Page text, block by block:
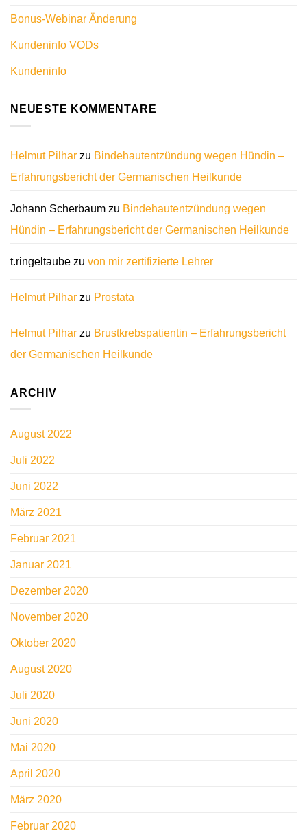
Bonus-Webinar Änderung
Kundeninfo VODs
Kundeninfo
NEUESTE KOMMENTARE
Helmut Pilhar zu Bindehautentzündung wegen Hündin –
Erfahrungsbericht der Germanischen Heilkunde
Johann Scherbaum zu Bindehautentzündung wegen
Hündin – Erfahrungsbericht der Germanischen Heilkunde
t.ringeltaube zu von mir zertifizierte Lehrer
Helmut Pilhar zu Prostata
Helmut Pilhar zu Brustkrebspatientin – Erfahrungsbericht
der Germanischen Heilkunde
ARCHIV
August 2022
Juli 2022
Juni 2022
März 2021
Februar 2021
Januar 2021
Dezember 2020
November 2020
Oktober 2020
August 2020
Juli 2020
Juni 2020
Mai 2020
April 2020
März 2020
Februar 2020